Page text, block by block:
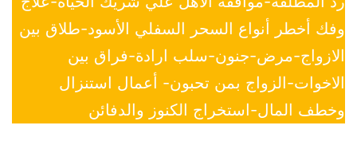
وفك أخطر أنواع السحر السفلي الأسود-طلاق بين
الازواج-مرض-جنون-سلب ارادة-فراق بين
الاخوات-الزواج بمن تحبون- أعمال استنزال
وخطف المال-استخراج الكنوز والدفائن